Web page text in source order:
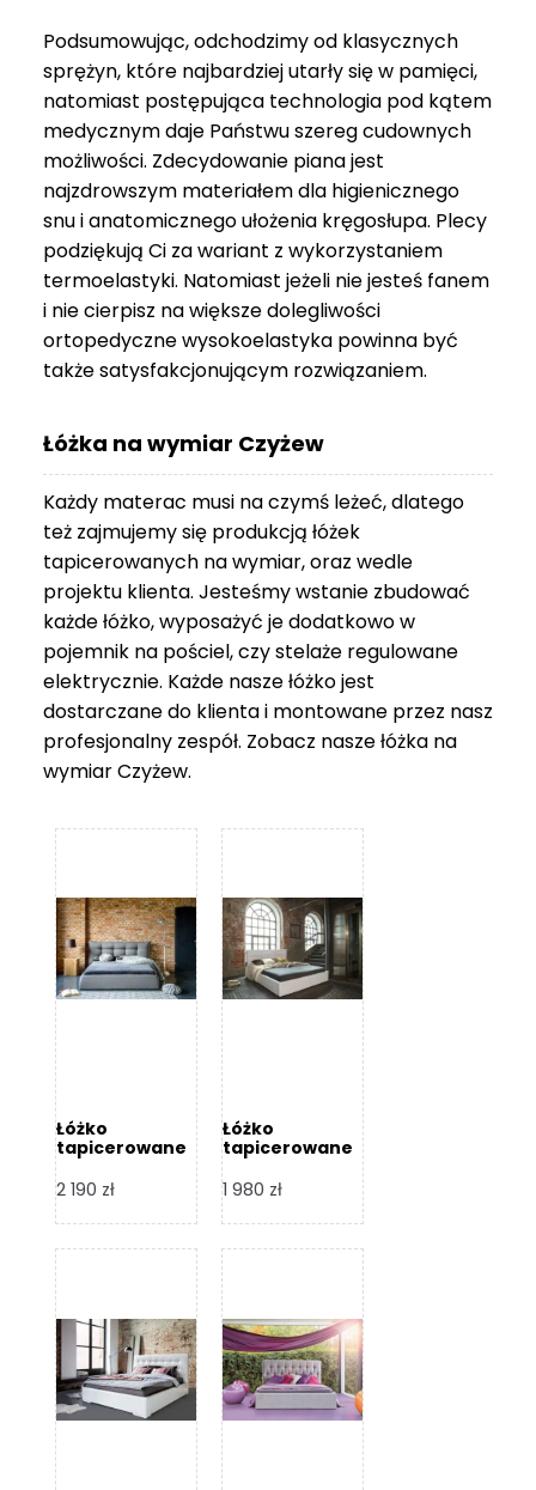
Podsumowując, odchodzimy od klasycznych
sprężyn, które najbardziej utarły się w pamięci,
natomiast postępująca technologia pod kątem
medycznym daje Państwu szereg cudownych
możliwości. Zdecydowanie piana jest
najzdrowszym materiałem dla higienicznego
snu i anatomicznego ułożenia kręgosłupa. Plecy
podziękują Ci za wariant z wykorzystaniem
termoelastyki. Natomiast jeżeli nie jesteś fanem
i nie cierpisz na większe dolegliwości
ortopedyczne wysokoelastyka powinna być
także satysfakcjonującym rozwiązaniem.
Łóżka na wymiar Czyżew
Każdy materac musi na czymś leżeć, dlatego
też zajmujemy się produkcją łóżek
tapicerowanych na wymiar, oraz wedle
projektu klienta. Jesteśmy wstanie zbudować
każde łóżko, wyposażyć je dodatkowo w
pojemnik na pościel, czy stelaże regulowane
elektrycznie. Każde nasze łóżko jest
dostarczane do klienta i montowane przez nasz
profesjonalny zespół. Zobacz naszełóżka na
wymiar Czyżew.
Łóżko
tapicerowane
Design
2 190 zł
Łóżko
tapicerowane
Design
1 980 zł